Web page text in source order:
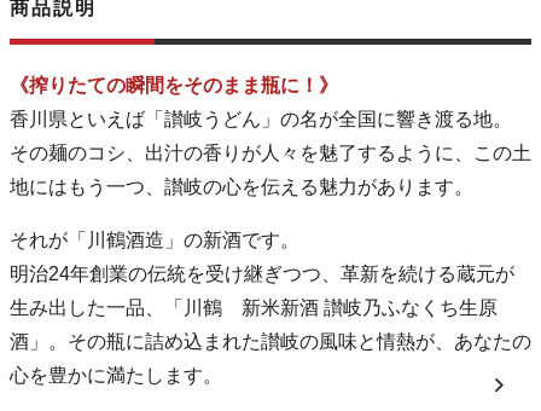
商品説明
《搾りたての瞬間をそのまま瓶に！》
香川県といえば「讃岐うどん」の名が全国に響き渡る地。
その麺のコシ、出汁の香りが人々を魅了するように、この土
地にはもう一つ、讃岐の心を伝える魅力があります。
それが「川鶴酒造」の新酒です。
明治24年創業の伝統を受け継ぎつつ、革新を続ける蔵元が
生み出した一品、「川鶴 新米新酒 讃岐乃ふなくち生原
酒」。その瓶に詰め込まれた讃岐の風味と情熱が、あなたの
心を豊かに満たします。